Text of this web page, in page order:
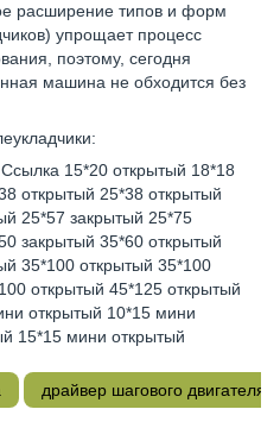
расширение типов и форм
упрощает процесс
поэтому, сегодня
машина не обходится без
15*20 открытый 18*18
открытый 25*38 открытый
25*57 закрытый 25*75
закрытый 35*60 открытый
35*100 открытый 35*100
открытый 45*125 открытый
открытый 10*15 мини
15*15 мини открытый
драйвер шагового двигателя